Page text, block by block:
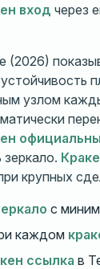
вход через
(2026)
узлом
крупных
с
каждом
ссылка в